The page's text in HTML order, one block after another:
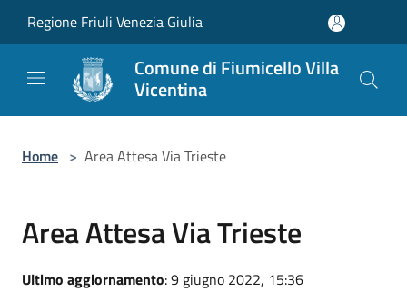
Regione Friuli Venezia Giulia
Comune di Fiumicello Villa
Vicentina
Home > Area Attesa Via Trieste
Area Attesa Via Trieste
Ultimo aggiornamento: 9 giugno 2022, 15:36